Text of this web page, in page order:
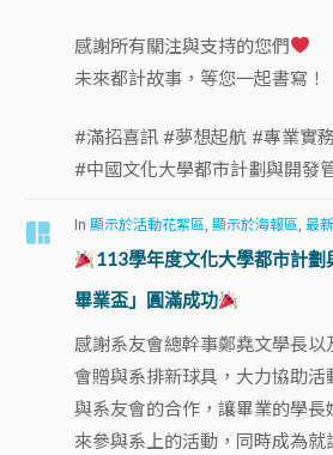
感謝所有關注與支持的您們
未來都計故事，等您一起書寫！
#滿招喜訊 #夢想起航 #專業實
#中國文化大學都市計劃與開發
In顯示於活動花絮區,顯示於海報區,最
113學年度文化大學都市計劃
畢業盃」圓滿成功
感謝系友會總幹事鄭堯文學長以
會贈與系排新球具，大力協助活
與系友會的合作，讓畢業的學長
來參與系上的活動，同時成為